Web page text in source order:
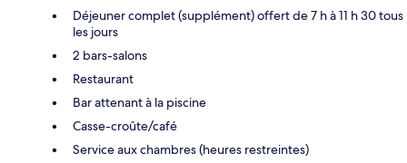
Déjeuner complet (supplément) offert de 7 h à 11 h 30 tous
les jours
2 bars-salons
Restaurant
Bar attenant à la piscine
Casse-croûte/café
Service aux chambres (heures restreintes)